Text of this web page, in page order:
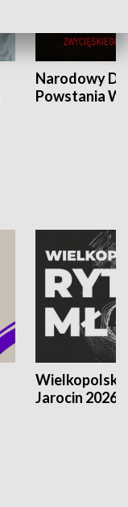
Narodowy
Powstania
Jarocin 2026